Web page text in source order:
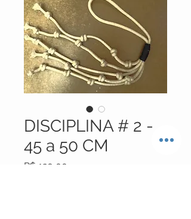
DISCIPLINA # 2 -
45 a 50 CM
R$ 120,00